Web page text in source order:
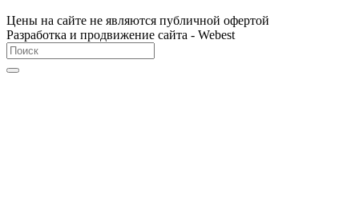
Цены на сайте не являются публичной офертой
Разработка и продвижение сайта - Webest